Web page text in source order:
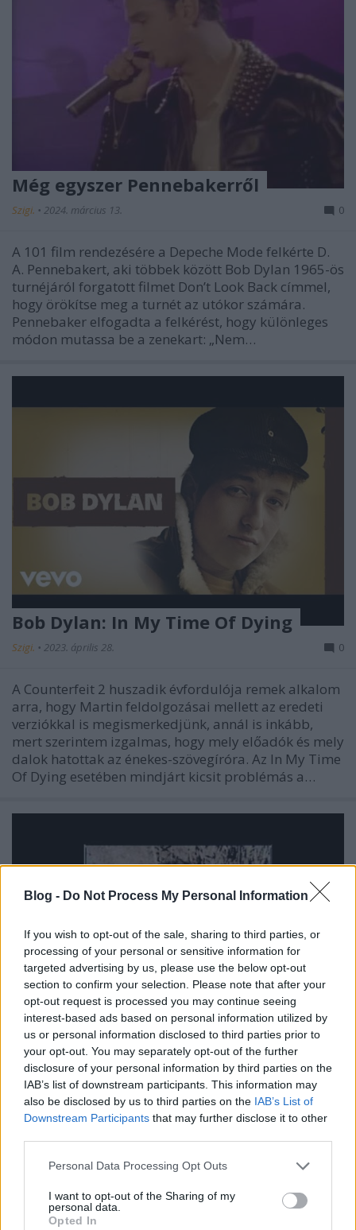
Blog - Do Not Process My Personal Information
If you wish to opt-out of the sale, sharing to third parties, or
processing of your personal or sensitive information for
targeted advertising by us, please use the below opt-out
section to confirm your selection. Please note that after your
opt-out request is processed you may continue seeing
interest-based ads based on personal information utilized by
us or personal information disclosed to third parties prior to
your opt-out. You may separately opt-out of the further
disclosure of your personal information by third parties on the
IAB’s list of downstream participants. This information may
also be disclosed by us to third parties on the IAB’s List of
Downstream Participants that may further disclose it to other
Please note that this website/app uses one or more Google
not limited to your visit or usage behaviour. You may click to
grant or deny consent to Google and its third-party tags to
Personal Data Processing Opt Outs
I want to opt-out of the Sharing of my
personal data.
Opted In
Még egyszer Pennebakerről
Szigi. • 2024. március 13. 0
A 101 film rendezésére a Depeche Mode felkérte D.
A. Pennebakert, aki többek között Bob Dylan 1965-ös
turnéjáról forgatott filmet Don’t Look Back címmel,
hogy örökítse meg a turnét az utókor számára.
Pennebaker elfogadta a felkérést, hogy különleges
módon mutassa be a zenekart: „Nem…
Bob Dylan: In My Time Of Dying
Szigi. • 2023. április 28. 0
A Counterfeit 2 huszadik évfordulója remek alkalom
arra, hogy Martin feldolgozásai mellett az eredeti
verziókkal is megismerkedjünk, annál is inkább,
mert szerintem izgalmas, hogy mely előadók és mely
dalok hatottak az énekes-szövegíróra. Az In My Time
Of Dying esetében mindjárt kicsit problémás a…
In My Time Of Dying
Szigi.•2023. április 28.
A ma 20 éve megjelent Martin szólóalbum, a
Counterfeit 2 az IN MY TIME OF DYING című dallal
indul. Martin ezt nyilatkozta a dalról: "ez a dal
igényelte a legkevesebb erőfeszítést. Leginkább
azért, mert ez volt az első, amin dolgoztam, és a
lelkesedésem még töretlen volt! [nevetés]. Alig két